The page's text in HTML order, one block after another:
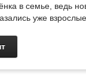
в семье, ведь
уже